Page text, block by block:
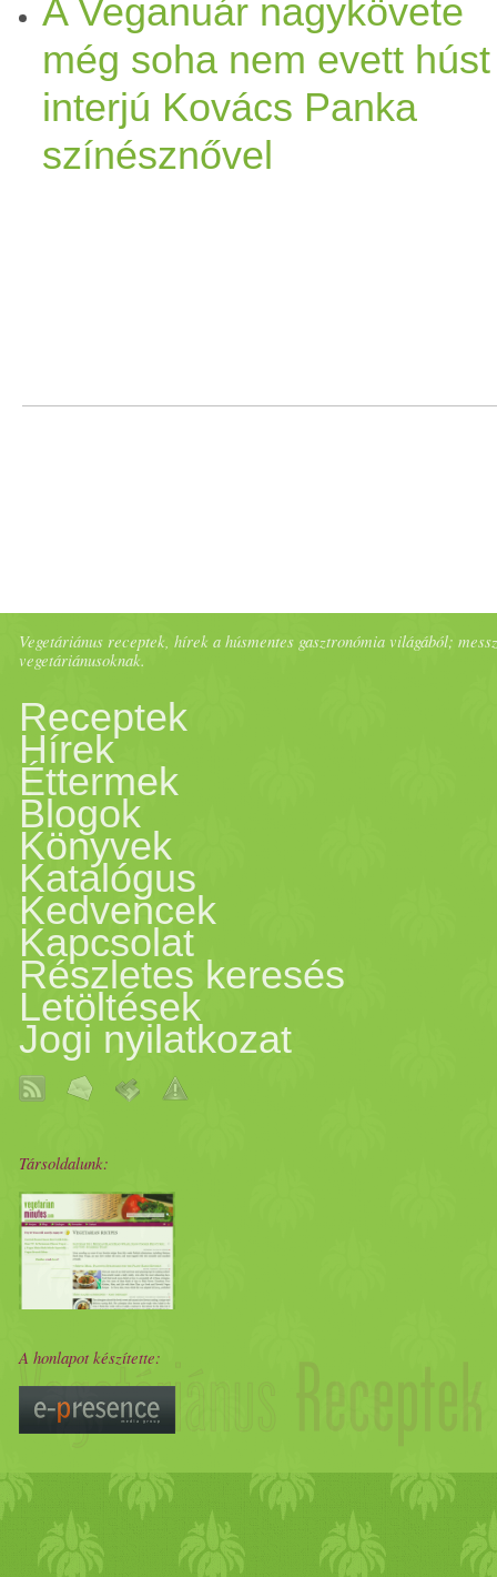
A Veganuár nagykövete
még soha nem evett
interjú Kovács Panka
színésznővel
Vegetáriánus receptek, hírek a húsmentes gasztronómia világából;
vegetáriánusoknak.
Receptek
Hírek
Éttermek
Blogok
Könyvek
Katalógus
Kedvencek
Kapcsolat
Részletes keresés
Letöltések
Jogi nyilatkozat
Társoldalunk:
A honlapot készítette: